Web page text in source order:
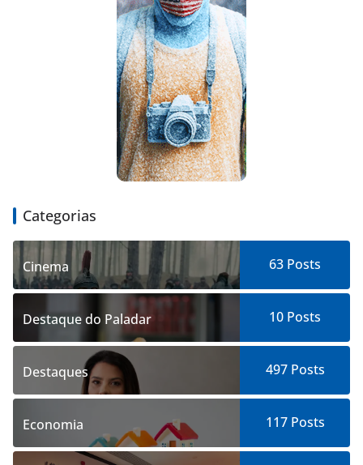
Categorias
Cinema 63 Posts
Destaque do Paladar 10 Posts
Destaques 497Posts
Economia 117Posts